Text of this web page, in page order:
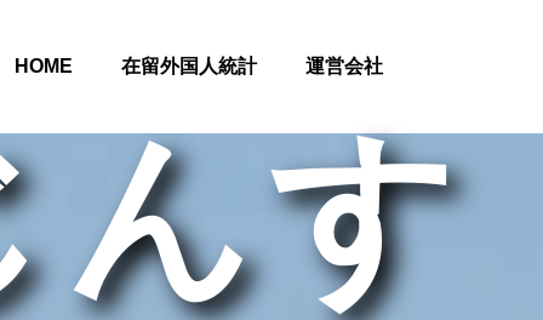
HOME 在留外国人統計 運営会社
んす